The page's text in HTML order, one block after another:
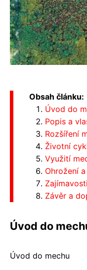
Obsah článku:
Úvod do
Popis a
Rozšíření
Životní
Využití
Ohrožení
Závěr a
Úvod do
Úvod do mechu